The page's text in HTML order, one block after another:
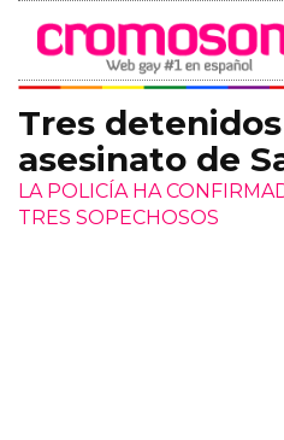
Tres
asesinato de
LA POLICÍA HA
TRES SOPECHOSOS